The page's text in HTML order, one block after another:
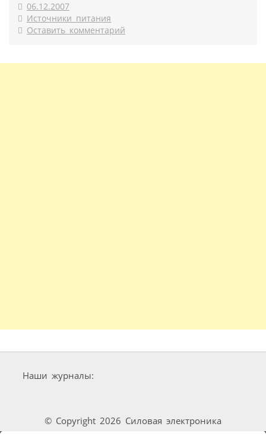
06.12.2007
Источники питания
Оставить комментарий
Наши журналы:
© Copyright 2026 Силовая электроника